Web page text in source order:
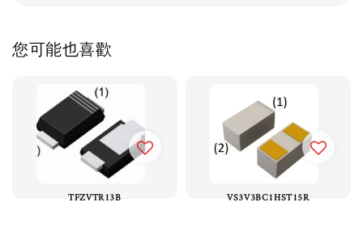
您可能也喜歡
TFZVTR13B VS3V3BC1HST15R